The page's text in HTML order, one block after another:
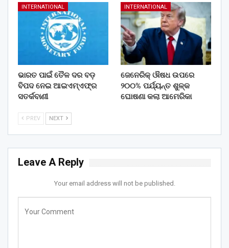
INTERNATIONAL
ଭାରତ ପାଇଁ ତୈଳ ଦର ବଡ଼
ବିପଦ ନେଇ ଆଇଏମ୍‌ଏଫ୍‌ର
ସତର୍କବାଣୀ
INTERNATIONAL
ଜେନେରିକ୍ ଔଷଧ ଉପରେ
୨୦୦% ପର୍ଯ୍ୟନ୍ତ ଶୁଳ୍କ
ଘୋଷଣା କଲା ଆମେରିକା
PREV NEXT
Leave A Reply
Your email address will not be published.